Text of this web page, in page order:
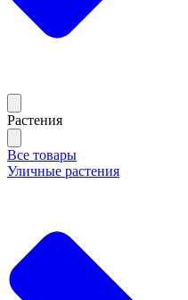
Растения
Все товары
Уличные растения